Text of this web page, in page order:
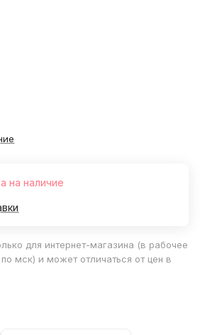
на наличие
для интернет-магазина (в рабочее
мск) и может отличаться от цен в